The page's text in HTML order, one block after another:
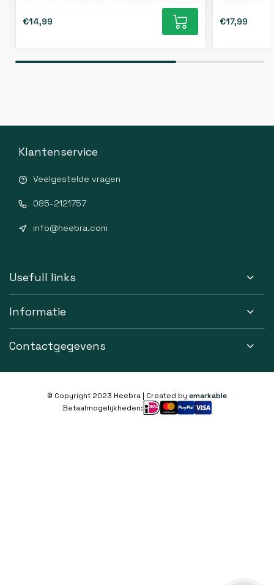
€14,99 €17,99
Klantenservice
Veelgestelde vragen
085-2121757
info@heebra.com
Usefull links
Informatie
Contactgegevens
© Copyright 2023 Heebra | Created by emarkable
Betaalmogelijkheden: